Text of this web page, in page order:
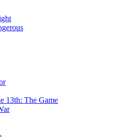
13th: The Game